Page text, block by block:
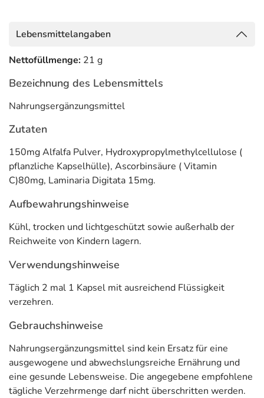
Lebensmittelangaben
Nettofüllmenge: 21 g
Bezeichnung des Lebensmittels
Nahrungsergänzungsmittel
Zutaten
150mg Alfalfa Pulver, Hydroxypropylmethylcellulose (
pflanzliche Kapselhülle), Ascorbinsäure ( Vitamin
C)80mg, Laminaria Digitata 15mg.
Aufbewahrungshinweise
Kühl, trocken und lichtgeschützt sowie außerhalb der
Reichweite von Kindern lagern.
Verwendungshinweise
Täglich 2 mal 1 Kapsel mit ausreichend Flüssigkeit
verzehren.
Gebrauchshinweise
Nahrungsergänzungsmittel sind kein Ersatz für eine
ausgewogene und abwechslungsreiche Ernährung und
eine gesunde Lebensweise. Die angegebene empfohlene
tägliche Verzehrmenge darf nicht überschritten werden.